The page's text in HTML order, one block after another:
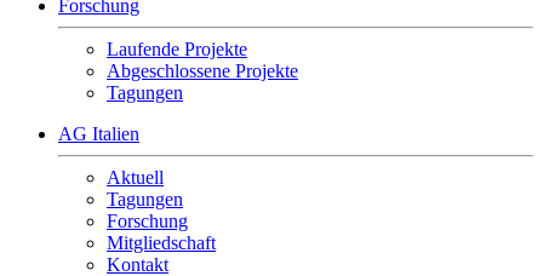
Forschung
Laufende Projekte
Abgeschlossene Projekte
Tagungen
AG Italien
Aktuell
Tagungen
Forschung
Mitgliedschaft
Kontakt